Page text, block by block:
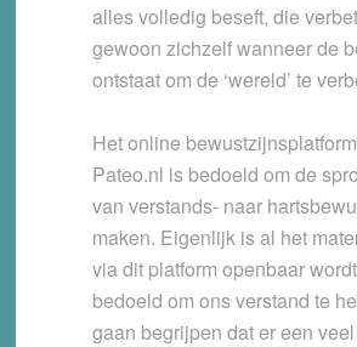
alles volledig beseft, die
gewoon zichzelf wanneer de
ontstaat om de ‘wereld’ te
Het online
Pateo.nl is bedoeld om de
van verstands- naar
maken. Eigenlijk is al het
via dit platform openbaar
bedoeld om ons verstand te
gaan begrijpen dat er een